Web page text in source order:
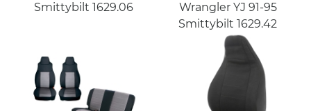
Smittybilt 1629.06
Wrangler YJ 91-95
Smittybilt 1629.42